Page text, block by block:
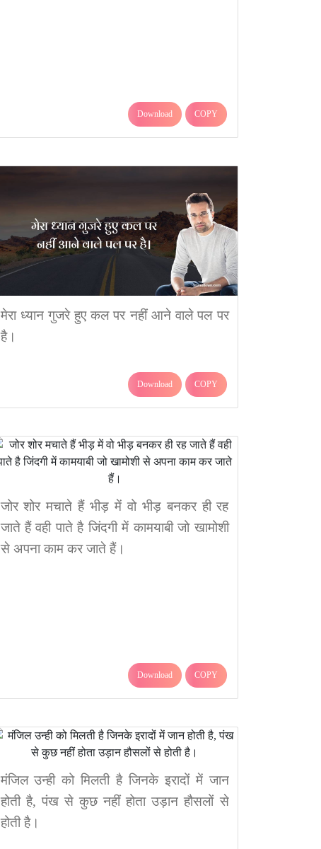
Download COPY
मेरा ध्यान गुजरे हुए कल पर नहीं आने वाले पल पर
है।
Download COPY
जोर शोर मचाते हैं भीड़ में वो भीड़ बनकर ही रह
जाते हैं वही पाते है जिंदगी में कामयाबी जो खामोशी
से अपना काम कर जाते हैं।
Download COPY
मंजिल उन्ही को मिलती है जिनके इरादों में जान
होती है, पंख से कुछ नहीं होता उड़ान हौसलों से
होती है।